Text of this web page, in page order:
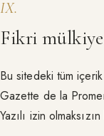
IX.
Fikri
Bu sitedeki tüm
Gazette de la
Yazılı izin